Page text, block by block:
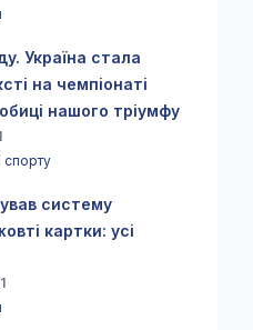
Україна стала
на чемпіонаті
нашого тріумфу
систему
картки: усі